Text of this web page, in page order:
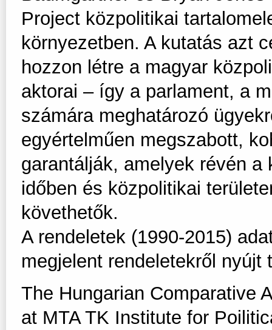
Project közpolitikai
környezetben. A kutatás azt
hozzon létre a magyar
aktorai – így a parlament, a
számára meghatározó
egyértelműen megszabott,
garantálják, amelyek révén
időben és közpolitikai
követhetők.
A rendeletek (1990-2015)
megjelent rendeletekről nyújt
The Hungarian Comparative
at MTA TK Institute for